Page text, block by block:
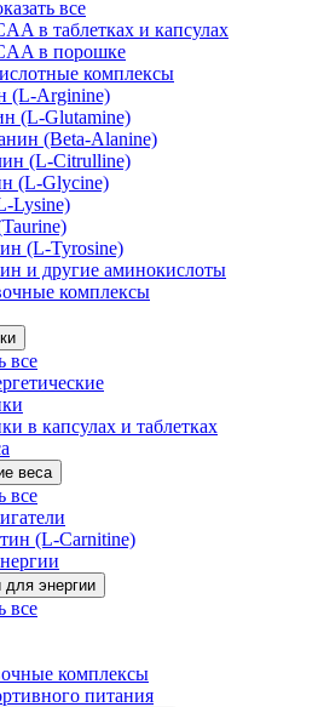
все
в таблетках и капсулах
в порошке
комплексы
(L-Arginine)
(L-Glutamine)
(Beta-Alanine)
(L-Citrulline)
(L-Glycine)
Lysine)
(L-Tyrosine)
и другие аминокислоты
комплексы
все
в капсулах и таблетках
веса
все
(L-Carnitine)
для энергии
все
комплексы
питания